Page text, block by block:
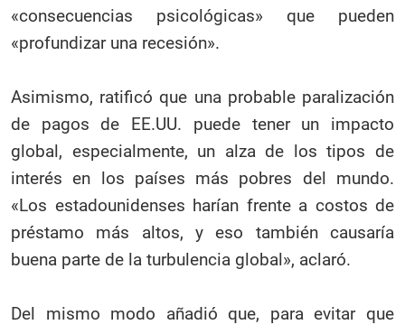
«consecuencias psicológicas» que pueden
«profundizar una recesión».
Asimismo, ratificó que una probable paralización
de pagos de EE.UU. puede tener un impacto
global, especialmente, un alza de los tipos de
interés en los países más pobres del mundo.
«Los estadounidenses harían frente a costos de
préstamo más altos, y eso también causaría
buena parte de la turbulencia global», aclaró.
Del mismo modo añadió que, para evitar que